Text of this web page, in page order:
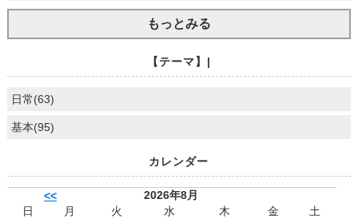
もっとみる
【テーマ】|
日常(63)
基本(95)
カレンダー
<<
2026年8月
日
月 火 水 木 金
土